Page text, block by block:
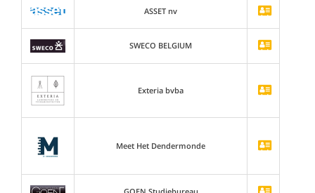
ASSET nv
SWECO BELGIUM
Exteria bvba
Meet Het Dendermonde